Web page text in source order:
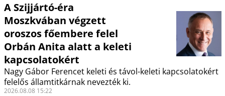
A Szijjártó-éra
Moszkvában végzett
oroszos főembere felel
Orbán Anita alatt a keleti
kapcsolatokért
Nagy Gábor Ferencet keleti és távol-keleti kapcsolatokért
felelős államtitkárnak nevezték ki.
2026.08.08 15:22